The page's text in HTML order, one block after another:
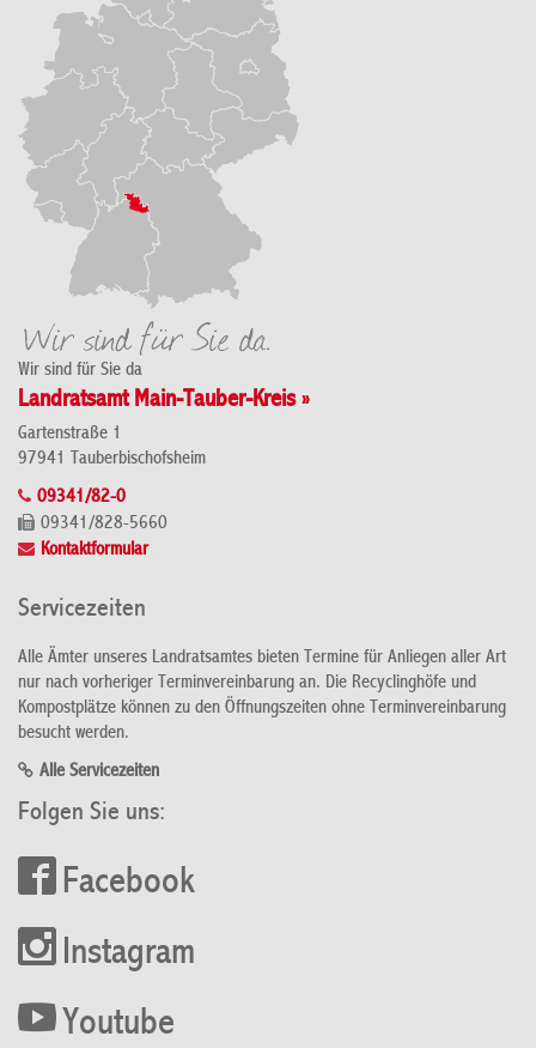
Wir sind für Sie da
Landratsamt Main-Tauber-Kreis »
Gartenstraße 1
97941 Tauberbischofsheim
09341/82-0
09341/828-5660
Kontaktformular
Servicezeiten
Alle Ämter unseres Landratsamtes bieten Termine für Anliegen aller Art
nur nach vorheriger Terminvereinbarung an. Die Recyclinghöfe und
Kompostplätze können zu den Öffnungszeiten ohne Terminvereinbarung
besucht werden.
Alle Servicezeiten
Folgen Sie uns:
Facebook
Instagram
Youtube